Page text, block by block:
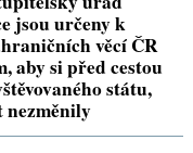
jsou určeny k
věcí ČR
aby si před cestou
státu,
nezměnily